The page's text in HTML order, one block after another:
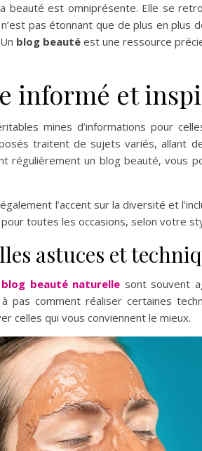
la beauté est omniprésente. Elle se
pas étonnant que de plus en
blog beauté est une ressource
informé et
mines d’informations pour
traitent de sujets variés, allant
régulièrement un blog beauté, vous
l’accent sur la diversité et
toutes les occasions, selon votre
astuces et
blog beauté naturelle sont souvent
pas comment réaliser certaines
celles qui vous conviennent le mieux.